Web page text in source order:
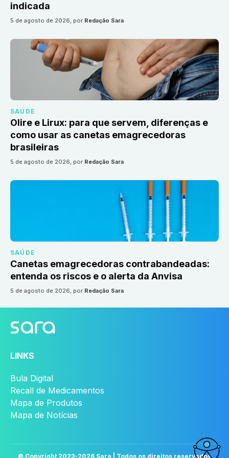
indicada
5 de agosto de 2026, por Redação Sara
SAÚDE
Olire e Lirux: para que servem, diferenças e
como usar as canetas emagrecedoras
brasileiras
5 de agosto de 2026, por Redação Sara
SAÚDE
Canetas emagrecedoras contrabandeadas:
entenda os riscos e o alerta da Anvisa
5 de agosto de 2026, por Redação Sara
LINKS
Bula Digital
Recall de Medicamentos
Mapa de Produtos
Mapa de Notícias
© Copyright 2023-2026 Sara | Todos os direitos reservados